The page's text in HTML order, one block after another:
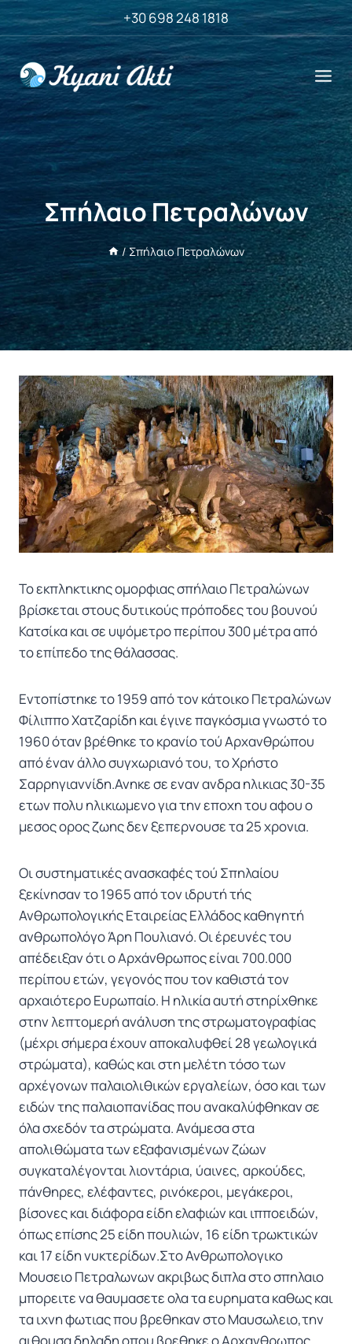
Skip
to
content
+30 698 248 1818
Σπήλαιο Πετραλώνων
/ Σπήλαιο Πετραλώνων
Το εκπληκτικης ομορφιας σπήλαιο Πετραλώνων
βρίσκεται στους δυτικούς πρόποδες του βουνού
Κατσίκα και σε υψόμετρο περίπου 300 μέτρα από
το επίπεδο της θάλασσας.
Εντοπίστηκε το 1959 από τον κάτοικο Πετραλώνων
Φίλιππο Χατζαρίδη και έγινε παγκόσμια γνωστό το
1960 όταν βρέθηκε το κρανίο τού Αρχανθρώπου
από έναν άλλο συγχωριανό του, το Χρήστο
Σαρρηγιαννίδη.Ανηκε σε εναν ανδρα ηλικιας 30-35
ετων πολυ ηλικιωμενο για την εποχη του αφου ο
μεσος ορος ζωης δεν ξεπερνουσε τα 25 χρονια.
Οι συστηματικές ανασκαφές τού Σπηλαίου
ξεκίνησαν το 1965 από τον ιδρυτή τής
Ανθρωπολογικής Εταιρείας Ελλάδος καθηγητή
ανθρωπολόγο Άρη Πουλιανό. Οι έρευνές του
απέδειξαν ότι ο Αρχάνθρωπος είναι 700.000
περίπου ετών, γεγονός που τον καθιστά τον
αρχαιότερο Ευρωπαίο. Η ηλικία αυτή στηρίχθηκε
στην λεπτομερή ανάλυση της στρωματογραφίας
(μέχρι σήμερα έχουν αποκαλυφθεί 28 γεωλογικά
στρώματα), καθώς και στη μελέτη τόσο των
αρχέγονων παλαιολιθικών εργαλείων, όσο και των
ειδών της παλαιοπανίδας που ανακαλύφθηκαν σε
όλα σχεδόν τα στρώματα. Ανάμεσα στα
απολιθώματα των εξαφανισμένων ζώων
συγκαταλέγονται λιοντάρια, ύαινες, αρκούδες,
πάνθηρες, ελέφαντες, ρινόκεροι, μεγάκεροι,
βίσονες και διάφορα είδη ελαφιών και ιπποειδών,
όπως επίσης 25 είδη πουλιών, 16 είδη τρωκτικών
και 17 είδη νυκτερίδων.Στο Ανθρωπολογικο
Μουσειο Πετραλωνων ακριβως διπλα στο σπηλαιο
μπορειτε να θαυμασετε ολα τα ευρηματα καθως και
τα ιχνη φωτιας που βρεθηκαν στο Μαυσωλειο,την